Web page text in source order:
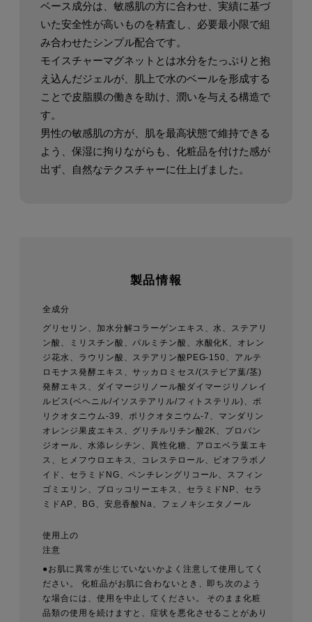
ベース成分は、敏感肌の方に合わせ、実績に基づ
いた安全性が高いものを精査し、 必要最小限で組
み合わせたシンプル配合です。
モイスチャーマグネットとは水分をたっぷりと抱
え込んだジェルが、 肌上で水のベールを形成する
ことで皮脂膜の働きを助け、潤いを与える構造で
す。
男性の敏感肌の方が、肌を最高状態で維持できる
よう、保湿に拘りながらも、 化粧品を付けた感が
出ず、自然なテクスチャーに仕上げました。
製品情報
全成分
グリセリン、加水分解コラーゲンエキス、水、ステアリ
ン酸、ミリスチン酸、パルミチン酸、水酸化K、オレン
ジ花水、ラウリン酸、ステアリン酸PEG-150、アルテ
ロモナス発酵エキス、サッカロミセス/(ステビア葉/茎)
発酵エキス、ダイマージリノール酸ダイマージリノレイ
ルビス(ベヘニル/イソステアリル/フィトステリル)、ポ
リクオタニウム-39、ポリクオタニウム-7、マンダリン
オレンジ果皮エキス、グリチルリチン酸2K、プロパン
ジオール、水添レシチン、異性化糖、アロエベラ葉エキ
ス、ヒメフウロエキス、コレステロール、ビオフラボノ
イド、セラミドNG、ペンチレングリコール、スフィン
ゴミエリン、ブロッコリーエキス、セラミドNP、セラ
ミドAP、BG、安息香酸Na、フェノキシエタノール
使用上の
注意
●お肌に異常が生じていないかよく注意して使用してく
ださい。 化粧品がお肌に合わないとき、即ち次のよう
な場合には、使用を中止してください。 そのまま化粧
品類の使用を続けますと、症状を悪化させることがあり